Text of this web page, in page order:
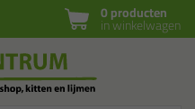
0 producten
in winkelwagen